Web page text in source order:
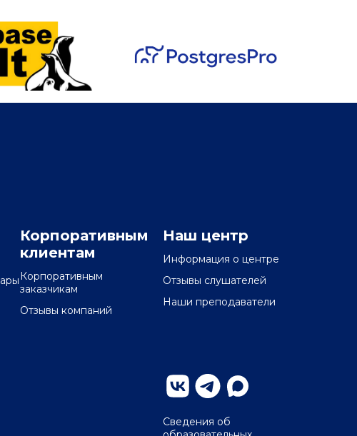
Корпоративным
клиентам
Корпоративным
заказчикам
Отзывы компаний
Наш центр
Информация о центре
Отзывы слушателей
Наши преподаватели
Сведения об